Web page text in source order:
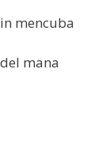
mencuba
mana